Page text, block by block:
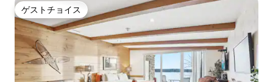
ゲストチョイス
ゲストチョイス